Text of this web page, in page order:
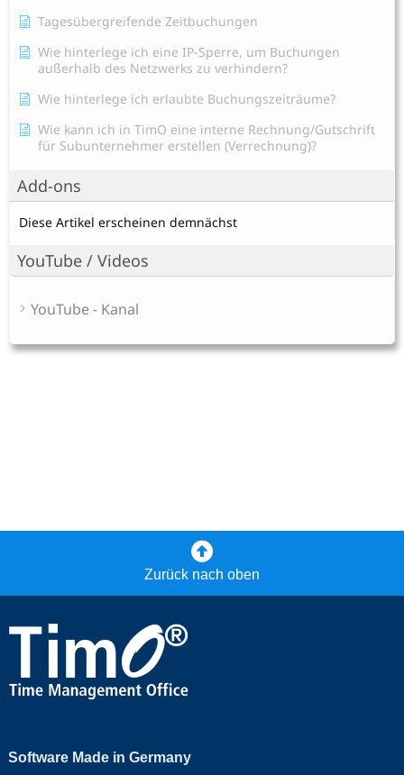
Tagesübergreifende Zeitbuchungen
Wie hinterlege ich eine IP-Sperre, um Buchungen
außerhalb des Netzwerks zu verhindern?
Wie hinterlege ich erlaubte Buchungszeiträume?
Wie kann ich in TimO eine interne Rechnung/Gutschrift
für Subunternehmer erstellen (Verrechnung)?
Add-ons
Diese Artikel erscheinen demnächst
YouTube / Videos
YouTube - Kanal
Zurück nach oben
Software Made in Germany